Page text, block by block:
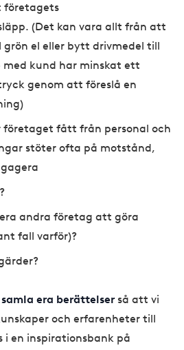
företagets
(Det kan vara allt från att
el eller bytt drivmedel till
kund har minskat ett
genom att föreslå en
företaget fått från personal och
stöter ofta på motstånd,
andra företag att göra
fall varför)?
era berättelser så att vi
och erfarenheter till
i en inspirationsbank på